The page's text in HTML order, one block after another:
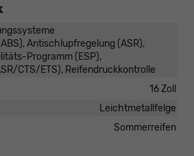
Antischlupfregelung (ASR),
Programm (ESP),
CTS/ETS), Reifendruckkontrolle
16 Zoll
Leichtmetallfelge
Sommerreifen